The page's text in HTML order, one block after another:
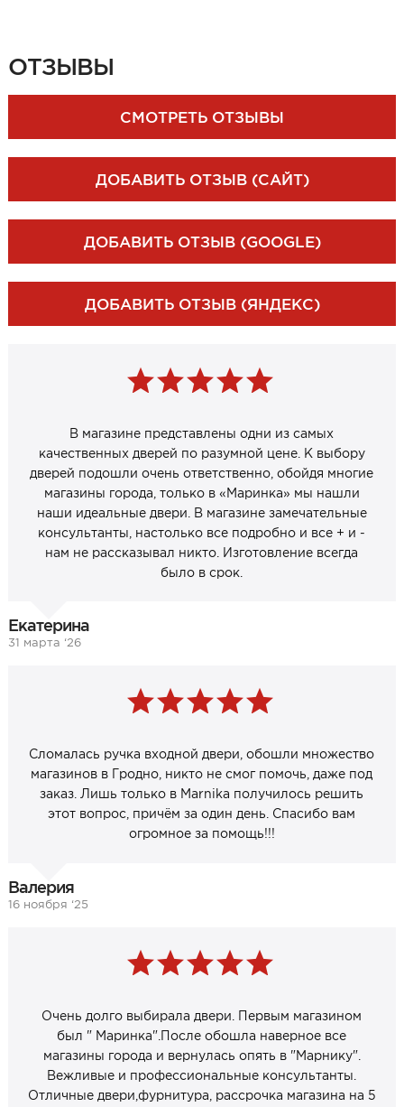
ОТЗЫВЫ
СМОТРЕТЬ ОТЗЫВЫ
ДОБАВИТЬ ОТЗЫВ (САЙТ)
ДОБАВИТЬ ОТЗЫВ (GOOGLE)
ДОБАВИТЬ ОТЗЫВ (ЯНДЕКС)
В магазине представлены одни из самых
качественных дверей по разумной цене. К выбору
дверей подошли очень ответственно, обойдя многие
магазины города, только в «Маринка» мы нашли
наши идеальные двери. В магазине замечательные
консультанты, настолько все подробно и все + и -
нам не рассказывал никто. Изготовление всегда
было в срок.
Екатерина
31 марта ‘26
Сломалась ручка входной двери, обошли множество
магазинов в Гродно, никто не смог помочь, даже под
заказ. Лишь только в Marnika получилось решить
этот вопрос, причём за один день. Спасибо вам
огромное за помощь!!!
Валерия
16 ноября ‘25
Очень долго выбирала двери. Первым магазином
был " Маринка".После обошла наверное все
магазины города и вернулась опять в "Марнику".
Вежливые и профессиональные консультанты.
Отличные двери,фурнитура, рассрочка магазина на 5